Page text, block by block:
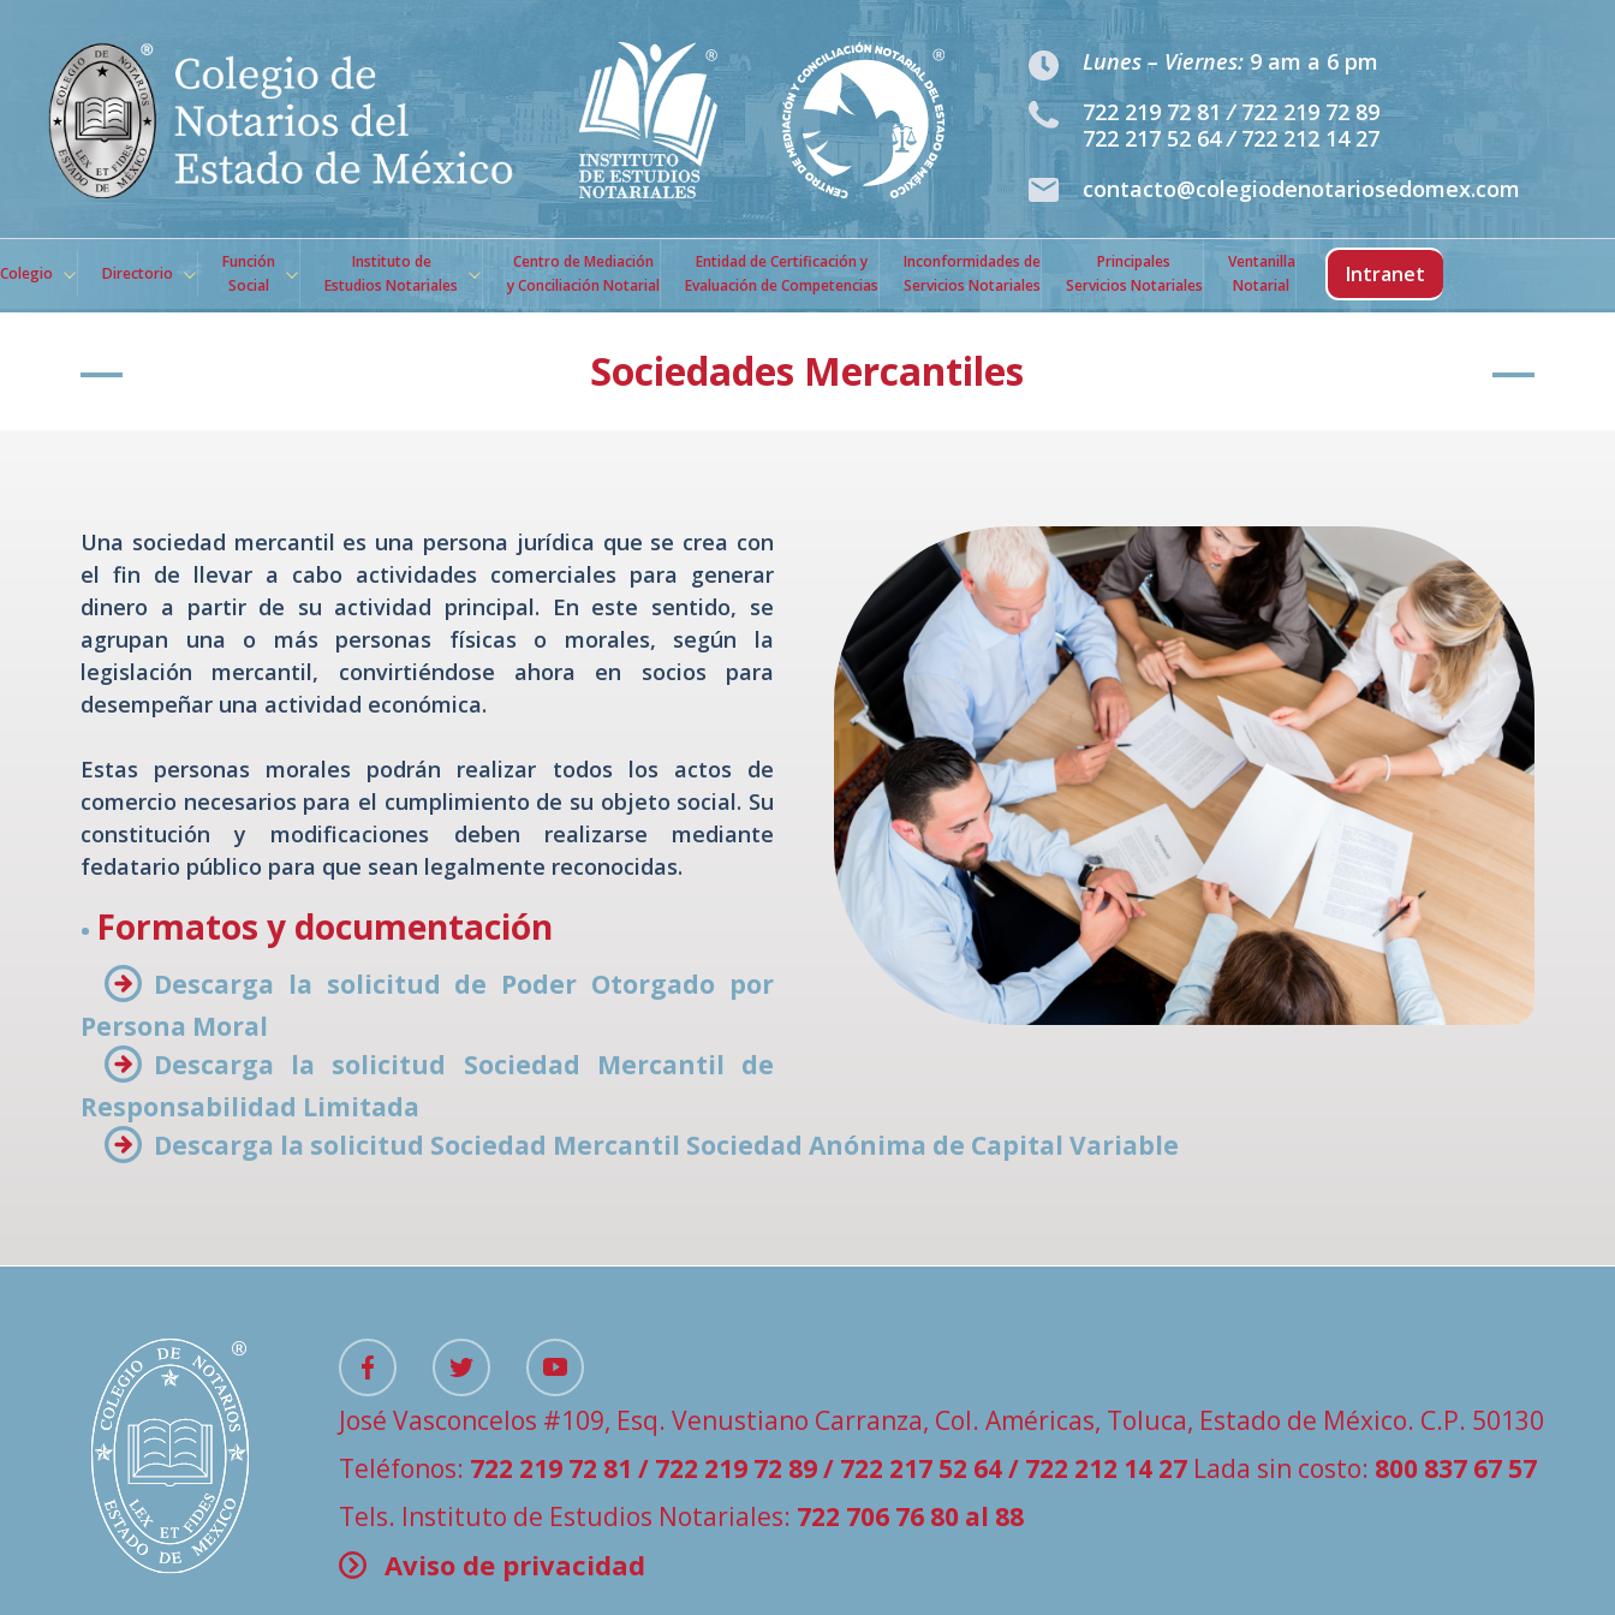
Lunes – Viernes:9 am a 6 pm
722 219 72 81/722 219 72 89
722 217 52 64/722 212 14 27
contacto@colegiodenotariosedomex.com
Colegio Directorio
Función
Social
Instituto de
Estudios Notariales
Centro de Mediación
y Conciliación Notarial
Entidad de Certificación y
Evaluación de Competencias
Inconformidades de
Servicios Notariales
Principales
Servicios Notariales
Ventanilla
Notarial
Intranet
Sociedades Mercantiles
Una sociedad mercantil es una persona jurídica que se crea con
el fin de llevar a cabo actividades comerciales para generar
dinero a partir de su actividad principal. En este sentido, se
agrupan una o más personas físicas o morales, según la
legislación mercantil, convirtiéndose ahora en socios para
desempeñar una actividad económica.
Estas personas morales podrán realizar todos los actos de
comercio necesarios para el cumplimiento de su objeto social. Su
constitución y modificaciones deben realizarse mediante
fedatario público para que sean legalmente reconocidas.
• Formatos y documentación
Descarga la solicitud de Poder Otorgado por
Persona Moral
Descarga la solicitud Sociedad Mercantil de
Responsabilidad Limitada
Descarga la solicitud Sociedad Mercantil Sociedad Anónima de Capital Variable
José Vasconcelos #109, Esq. Venustiano Carranza, Col. Américas, Toluca, Estado de México. C.P. 50130
Teléfonos: 722 219 72 81 / 722 219 72 89 / 722 217 52 64 / 722 212 14 27 Lada sin costo: 800 837 67 57
Tels. Instituto de Estudios Notariales: 722 706 76 80 al 88
Aviso de privacidad